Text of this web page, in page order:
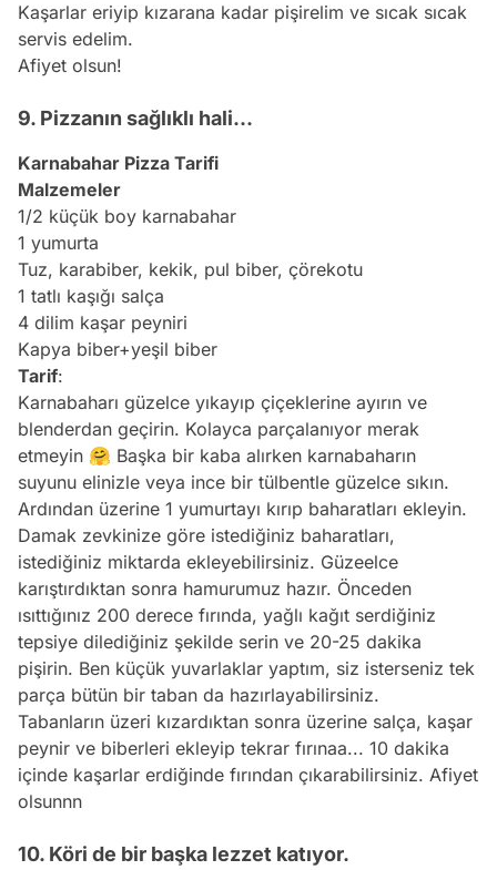
Kaşarlar eriyip kızarana kadar pişirelim ve sıcak sıcak
servis edelim.
Afiyet olsun!
9. Pizzanın sağlıklı hali...
Karnabahar Pizza Tarifi
Malzemeler
1/2 küçük boy karnabahar
1 yumurta
Tuz, karabiber, kekik, pul biber, çörekotu
1 tatlı kaşığı salça
4 dilim kaşar peyniri
Kapya biber+yeşil biber
Tarif:
Karnabaharı güzelce yıkayıp çiçeklerine ayırın ve
blenderdan geçirin. Kolayca parçalanıyor merak
etmeyin 🤗 Başka bir kaba alırken karnabaharın
suyunu elinizle veya ince bir tülbentle güzelce sıkın.
Ardından üzerine 1 yumurtayı kırıp baharatları ekleyin.
Damak zevkinize göre istediğiniz baharatları,
istediğiniz miktarda ekleyebilirsiniz. Güzeelce
karıştırdıktan sonra hamurumuz hazır. Önceden
ısıttığınız 200 derece fırında, yağlı kağıt serdiğiniz
tepsiye dilediğiniz şekilde serin ve 20-25 dakika
pişirin. Ben küçük yuvarlaklar yaptım, siz isterseniz tek
parça bütün bir taban da hazırlayabilirsiniz.
Tabanların üzeri kızardıktan sonra üzerine salça, kaşar
peynir ve biberleri ekleyip tekrar fırınaa... 10 dakika
içinde kaşarlar erdiğinde fırından çıkarabilirsiniz. Afiyet
olsunnn
10. Köri de bir başka lezzet katıyor.